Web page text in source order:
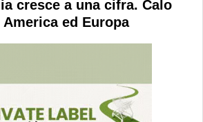
cresce a una cifra. Calo
ed Europa